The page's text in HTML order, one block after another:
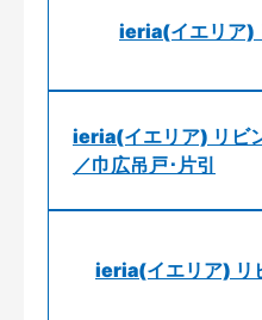
ieria(イエリア)
ieria(イエリア) リビ
／巾広吊戸･片引
ieria(イエリア) リ